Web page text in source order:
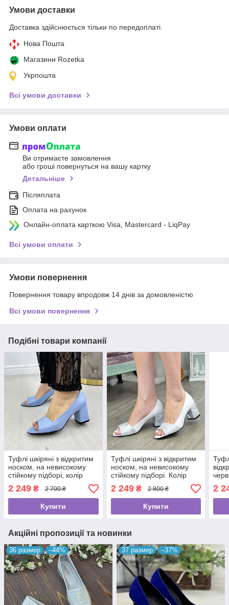
Умови доставки
Доставка здійснюється тільки по передоплаті.
Нова Пошта
Магазини Rozetka
Укрпошта
Всі умови доставки
Умови оплати
Ви отримаєте замовлення
або гроші повернуться на вашу картку
Детальніше
Післяплата
Оплата на рахунок
Онлайн-оплата карткою Visa, Mastercard - LiqPay
Всі умови оплати
Умови повернення
Повернення товару впродовж 14 днів за домовленістю
Всі умови повернення
Подібні товари компанії
Туфлі шкіряні з відкритим
носком, на невисокому
стійкому підборі, колір
блакитний. 40 розмір
2 249 ₴ 2 700 ₴
Купити
Туфлі шкіряні з відкритим
носком, на невисокому
стійкому підборі. Колір
білий. 37 розмір
2 249₴ 2 800 ₴
Купити
2
Акційні пропозиції та новинки
36 размер –44% 37 размер –37%